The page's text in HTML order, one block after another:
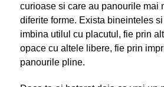
curioase si care au panourile mai
diferite forme. Exista bineinteles
imbina utilul cu placutul, fie prin
opace cu altele libere, fie prin
panourile pline.